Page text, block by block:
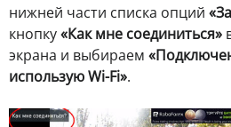
нижней части списка опций
кнопку«Как мне соединиться»
экрана и выбираем
использую Wi-Fi».